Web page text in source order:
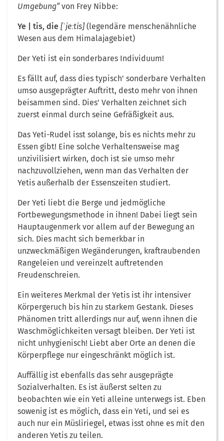
Umgebung“von Frey Nibbe:
Ye | tis, die [ˈjeːtis](legendäre menschenähnliche
Wesen aus dem Himalajagebiet)
Der Yeti ist ein sonderbares Individuum!
Es fällt auf, dass dies typisch' sonderbare Verhalten
umso ausgeprägter Auftritt, desto mehr von ihnen
beisammen sind. Dies' Verhalten zeichnet sich
zuerst einmal durch seine Gefräßigkeit aus.
Das Yeti-Rudel isst solange, bis es nichts mehr zu
Essen gibt! Eine solche Verhaltensweise mag
unzivilisiert wirken, doch ist sie umso mehr
nachzuvollziehen, wenn man das Verhalten der
Yetis außerhalb der Essenszeiten studiert.
Der Yeti liebt die Berge und jedmögliche
Fortbewegungsmethode in ihnen! Dabei liegt sein
Hauptaugenmerk vor allem auf der Bewegung an
sich. Dies macht sich bemerkbar in
unzweckmäßigen Wegänderungen, kraftraubenden
Rangeleien und vereinzelt auftretenden
Freudenschreien.
Ein weiteres Merkmal der Yetis ist ihr intensiver
Körpergeruch bis hin zu starkem Gestank. Dieses
Phänomen tritt allerdings nur auf, wenn ihnen die
Waschmöglichkeiten versagt bleiben. Der Yeti ist
nicht unhygienisch! Liebt aber Orte an denen die
Körperpflege nur eingeschränkt möglich ist.
Auffällig ist ebenfalls das sehr ausgeprägte
Sozialverhalten. Es ist äußerst selten zu
beobachten wie ein Yeti alleine unterwegs ist. Eben
sowenig ist es möglich, dass ein Yeti, und sei es
auch nur ein Müsliriegel, etwas isst ohne es mit den
anderen Yetis zu teilen.